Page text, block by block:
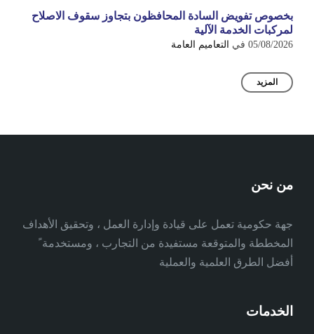
بخصوص تفويض السادة المحافظون بتجاوز سقوف الاصلاح
لمركبات الخدمة الآلية
05/08/2026 في التعاميم العامة
المزيد
من نحن
جهة حكومية تعمل على قيادة وإدارة العمل ، وتحقيق الأهداف
المخططة والمتوقعة مستفيدة من التجارب ، ومستخدمة ً
أفضل الطرق العلمية والعملية
الخدمات